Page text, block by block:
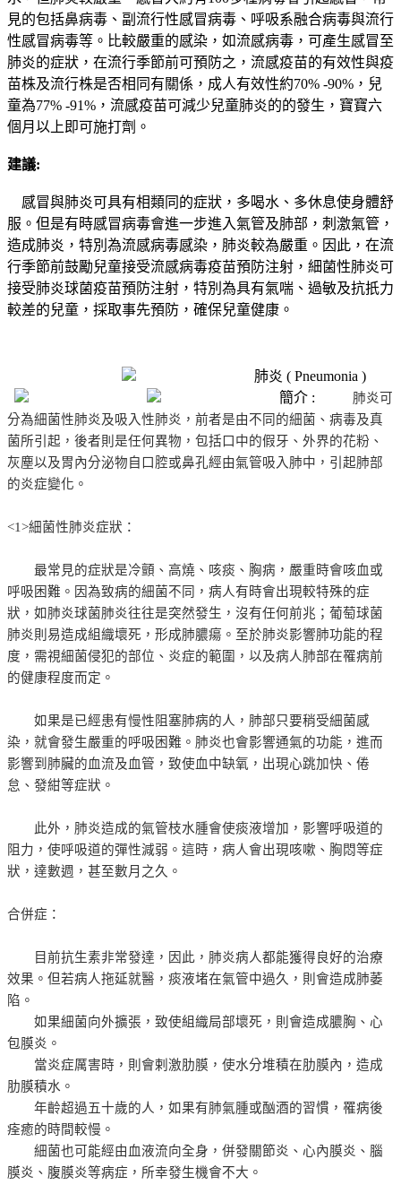
見的包括鼻病毒、副流行性感冒病毒、呼吸系融合病毒與流行
性感冒病毒等。比較嚴重的感染，如流感病毒，可產生感冒至
肺炎的症狀，在流行季節前可預防之，流感疫苗的有效性與疫
苗株及流行株是否相同有關係，成人有效性約70% -90% ，兒
童為77% -91% ，流感疫苗可減少兒童肺炎的的發生，寶寶六
個月以上即可施打劑。
建議:
感冒與肺炎可具有相類同的症狀，多喝水、多休息使身體舒
服。但是有時感冒病毒會進一步進入氣管及肺部，刺激氣管，
造成肺炎，特別為流感病毒感染，肺炎較為嚴重。因此，在流
行季節前鼓勵兒童接受流感病毒疫苗預防注射，細菌性肺炎可
接受肺炎球菌疫苗預防注射，特別為具有氣喘、過敏及抗扺力
較差的兒童，採取事先預防，確保兒童健康。
肺炎 ( Pneumonia )
簡介 :
肺炎可
分為細菌性肺炎及吸入性肺炎，前者是由不同的細菌、病毒及真
菌所引起，後者則是任何異物，包括口中的假牙、外界的花粉、
灰塵以及胃內分泌物自口腔或鼻孔經由氣管吸入肺中，引起肺部
的炎症變化。
<1>細菌性肺炎症狀：
最常見的症狀是冷顫、高燒、咳痰、胸病，嚴重時會咳血或
呼吸困難。因為致病的細菌不同，病人有時會出現較特殊的症
狀，如肺炎球菌肺炎往往是突然發生，沒有任何前兆；葡萄球菌
肺炎則易造成組織壞死，形成肺膿瘍。至於肺炎影響肺功能的程
度，需視細菌侵犯的部位、炎症的範圍，以及病人肺部在罹病前
的健康程度而定。
如果是已經患有慢性阻塞肺病的人，肺部只要稍受細菌感
染，就會發生嚴重的呼吸困難。肺炎也會影響通氣的功能，進而
影響到肺臟的血流及血管，致使血中缺氧，出現心跳加快、倦
怠、發紺等症狀。
此外，肺炎造成的氣管枝水腫會使痰液增加，影響呼吸道的
阻力，使呼吸道的彈性減弱。這時，病人會出現咳嗽、胸悶等症
狀，達數週，甚至數月之久。
合併症：
目前抗生素非常發達，因此，肺炎病人都能獲得良好的治療
效果。但若病人拖延就醫，痰液堵在氣管中過久，則會造成肺萎
陷。
如果細菌向外擴張，致使組織局部壞死，則會造成膿胸、心
包膜炎。
當炎症厲害時，則會剌激肋膜，使水分堆積在肋膜內，造成
肋膜積水。
年齡超過五十歲的人，如果有肺氣腫或酗酒的習慣，罹病後
痊癒的時間較慢。
細菌也可能經由血液流向全身，併發關節炎、心內膜炎、腦
膜炎、腹膜炎等病症，所幸發生機會不大。